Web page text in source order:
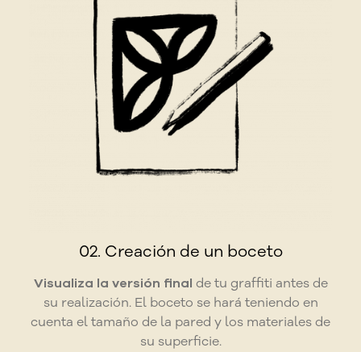
02. Creación de un boceto
Visualiza la versión final de tu graffiti antes de
su realización. El boceto se hará teniendo en
cuenta el tamaño de la pared y los materiales de
su superficie.